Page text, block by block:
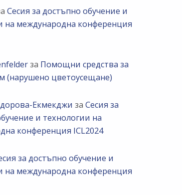
Сесия за достъпно обучение и
на международна конференция
за Помощни средства за
(нарушено цветоусещане)
Екмекджи заСесия за
и технологии на
конференция ICL2024
за достъпно обучение и
на международна конференция